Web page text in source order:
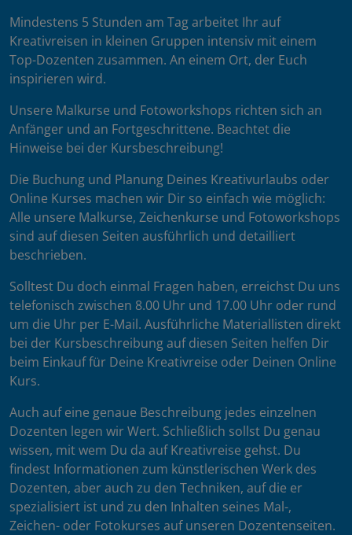
Mindestens 5 Stunden am Tag arbeitet Ihr auf
Kreativreisen in kleinen Gruppen intensiv mit einem
Top-Dozenten zusammen. An einem Ort, der Euch
inspirieren wird.
Unsere Malkurse und Fotoworkshops richten sich an
Anfänger und an Fortgeschrittene. Beachtet die
Hinweise bei der Kursbeschreibung!
Die Buchung und Planung Deines Kreativurlaubs oder
Online Kurses machen wir Dir so einfach wie möglich:
Alle unsere Malkurse, Zeichenkurse und Fotoworkshops
sind auf diesen Seiten ausführlich und detailliert
beschrieben.
Solltest Du doch einmal Fragen haben, erreichst Du uns
telefonisch zwischen 8.00 Uhr und 17.00 Uhr oder rund
um die Uhr per E-Mail. Ausführliche Materiallisten direkt
bei der Kursbeschreibung auf diesen Seiten helfen Dir
beim Einkauf für Deine Kreativreise oder Deinen Online
Kurs.
Auch auf eine genaue Beschreibung jedes einzelnen
Dozenten legen wir Wert. Schließlich sollst Du genau
wissen, mit wem Du da auf Kreativreise gehst. Du
findest Informationen zum künstlerischen Werk des
Dozenten, aber auch zu den Techniken, auf die er
spezialisiert ist und zu den Inhalten seines Mal-,
Zeichen- oder Fotokurses auf unseren Dozentenseiten.